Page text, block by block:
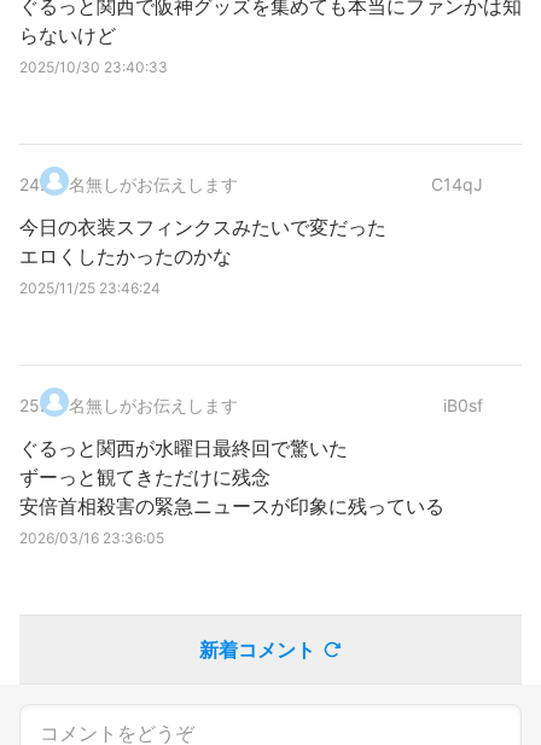
ぐるっと関西で阪神グッズを集めても本当にファンかは知
らないけど
2025/10/30 23:40:33
24. 名無しがお伝えします C14qJ
今日の衣装スフィンクスみたいで変だった
エロくしたかったのかな
2025/11/25 23:46:24
25. 名無しがお伝えします iB0sf
ぐるっと関西が水曜日最終回で驚いた
ずーっと観てきただけに残念
安倍首相殺害の緊急ニュースが印象に残っている
2026/03/16 23:36:05
新着コメント